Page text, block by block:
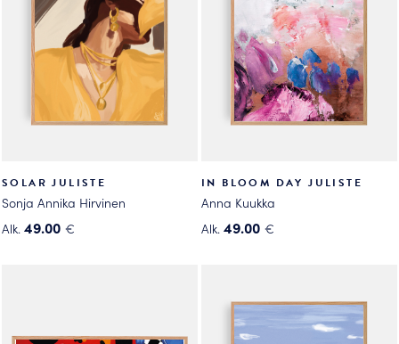
tehdä
valinnat
tuotteen
valinnat
tuotteen
sivulla.
SOLAR JULISTE
Sonja Annika Hirvinen
Alk. 49.00 €
muunnelma.
IN BLOOM DAY JULISTE
Anna Kuukka
Alk. 49.00 €
useampi
muunnelma.